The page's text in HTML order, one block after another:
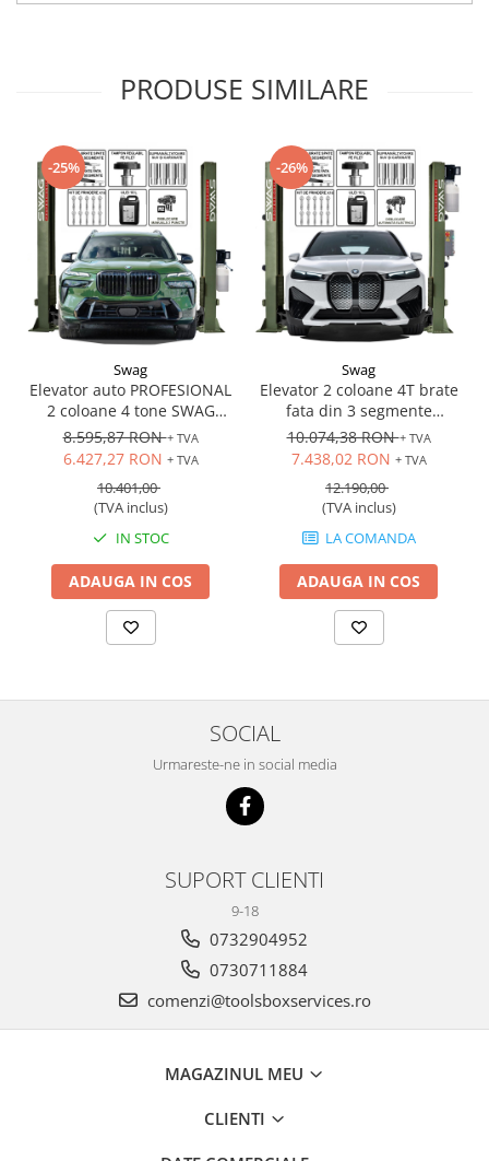
PRODUSE SIMILARE
-25%
Swag
Elevator auto PROFESIONAL
2 coloane 4 tone SWAG
SW4000 hidraulic,
220V/380V
8.595,87 RON+ TVA
6.427,27 RON + TVA
10.401,00
(TVA inclus)
IN STOC
ADAUGA IN COS
-26%
Swag
Elevator 2 coloane 4T brate
fata din 3 segmente
hidraulic cu deblocare
automata la buton, 220V
sau 380V
10.074,38 RON+ TVA
7.438,02 RON + TVA
12.190,00
(TVA inclus)
LA COMANDA
ADAUGA IN COS
SOCIAL
Urmareste-ne in social media
SUPORT CLIENTI
9-18
0732904952
0730711884
comenzi@toolsboxservices.ro
MAGAZINUL MEU
CLIENTI